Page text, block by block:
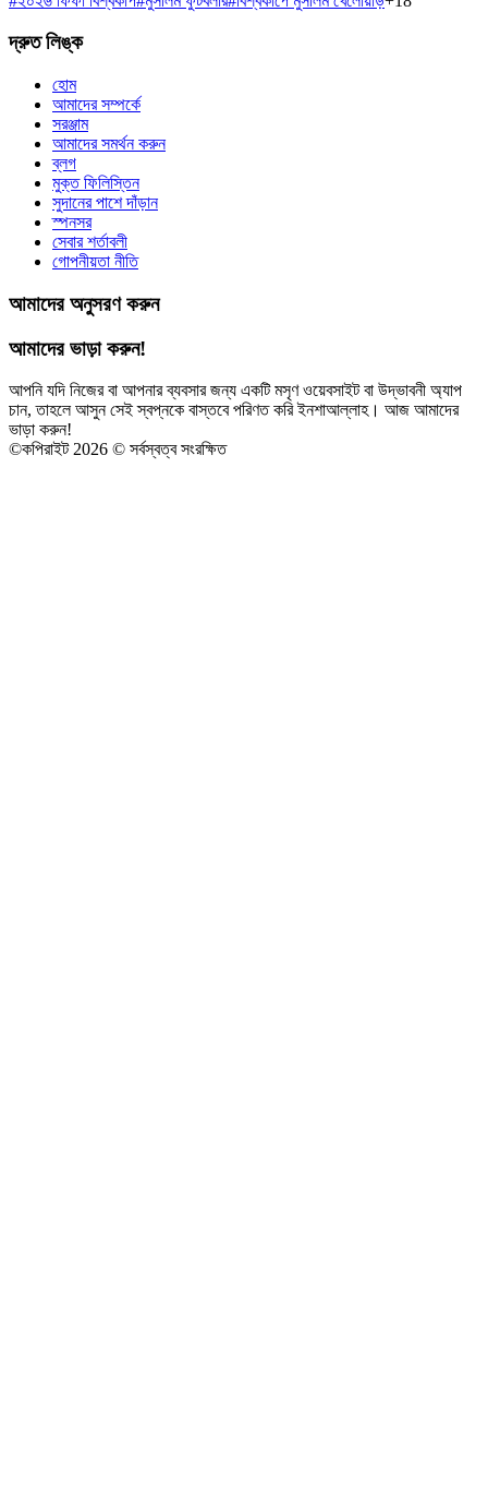
দ্রুত লিঙ্ক
হোম
আমাদের সম্পর্কে
সরঞ্জাম
আমাদের সমর্থন করুন
ব্লগ
মুক্ত ফিলিস্তিন
সুদানের পাশে দাঁড়ান
স্পনসর
সেবার শর্তাবলী
গোপনীয়তা নীতি
আমাদের অনুসরণ করুন
আমাদের ভাড়া করুন!
আপনি যদি নিজের বা আপনার ব্যবসার জন্য একটি মসৃণ ওয়েবসাইট বা উদ্ভাবনী অ্যাপ
চান, তাহলে আসুন সেই স্বপ্নকে বাস্তবে পরিণত করি ইনশাআল্লাহ। আজ আমাদের
ভাড়া করুন!
©কপিরাইট 2026 © সর্বস্বত্ব সংরক্ষিত